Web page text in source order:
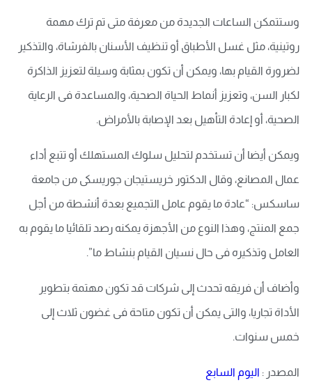
وستتمكن الساعات الجديدة من معرفة متى تم ترك مهمة
روتينية، مثل غسل الأطباق أو تنظيف الأسنان بالفرشاة، والتذكير
لضرورة القيام بها، ويمكن أن تكون بمثابة وسيلة لتعزيز الذاكرة
لكبار السن، وتعزيز أنماط الحياة الصحية، والمساعدة فى الرعاية
الصحية، أو إعادة التأهيل بعد الإصابة بالأمراض.
ويمكن أيضا أن تستخدم لتحليل سلوك المستهلك أو تتبع أداء
عمال المصانع، وقال الدكتور خريستيجان جوريسكى من جامعة
ساسكس: “عادة ما يقوم عامل التجميع بعدة أنشطة من أجل
جمع المنتج، وهذا النوع من الأجهزة يمكنه رصد تلقائيا ما يقوم به
العامل وتذكيره فى حال نسيان القيام بنشاط ما”.
وأضاف أن فريقه تحدث إلى شركات قد تكون مهتمة بتطوير
الأداة تجاريا، والتى يمكن أن تكون متاحة فى غضون ثلاث إلى
خمس سنوات.
المصدر : اليوم السابع